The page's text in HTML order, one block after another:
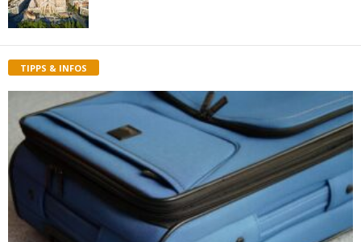
TIPPS & INFOS